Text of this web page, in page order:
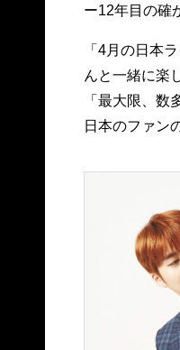
ー12年目の確
「4月の日本
んと一緒に楽
「最大限、数
日本のファン